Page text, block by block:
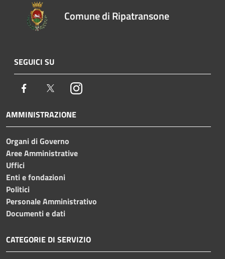
Comune di Ripatransone
SEGUICI SU
Facebook TwitterInstagram
AMMINISTRAZIONE
Organi di Governo
Aree Amministrative
Uffici
Enti e fondazioni
Politici
Personale Amministrativo
Documenti e dati
CATEGORIE DI SERVIZIO